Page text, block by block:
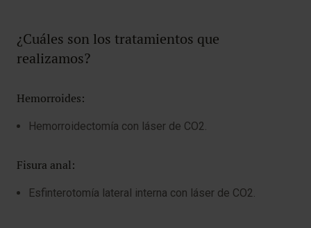
¿Cuáles son los tratamientos que
realizamos?
Hemorroides:
Hemorroidectomía con láser de CO2.
Fisura anal:
Esfinterotomía lateral interna con láser de CO2.